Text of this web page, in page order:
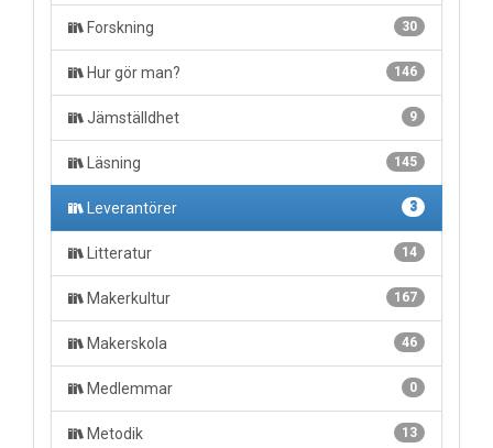
30
Forskning
146
Hur gör man?
9
Jämställdhet
145
Läsning
3
Leverantörer
14
Litteratur
167
Makerkultur
46
Makerskola
0
Medlemmar
13
Metodik